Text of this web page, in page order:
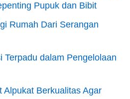
Pupuk dan Bibit
Rumah Dari Serangan
Terpadu dalam Pengelolaan
Alpukat Berkualitas Agar